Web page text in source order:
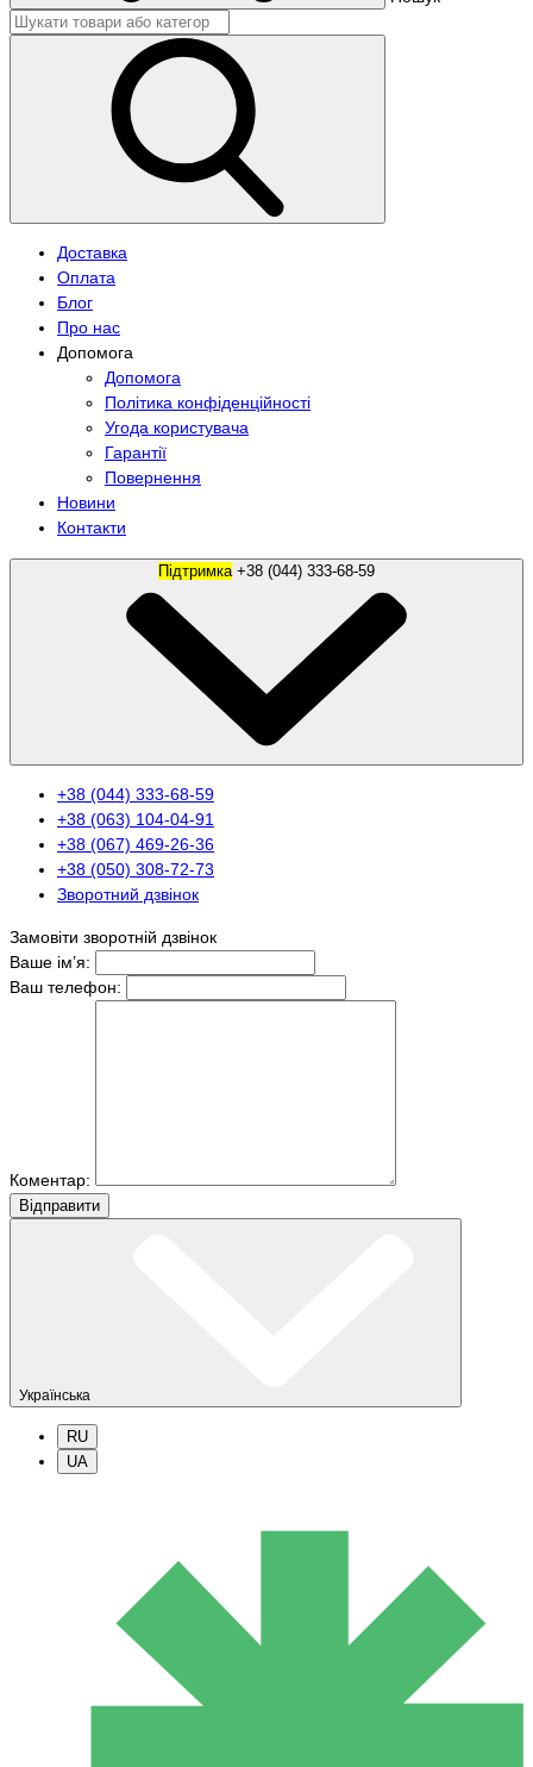
Доставка
Оплата
Блог
Про нас
Допомога
Допомога
Політика конфіденційності
Угода користувача
Гарантії
Повернення
Новини
Контакти
Підтримка
+38 (044) 333-68-59
+38 (063) 104-04-91
+38 (067) 469-26-36
+38 (050) 308-72-73
Зворотний дзвінок
Замовіти зворотній дзвінок
Ваше ім’я:
Ваш телефон:
Коментар:
Вiдправити
Українська
RU
UA